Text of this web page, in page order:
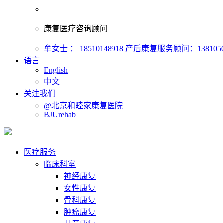
康复医疗咨询顾问
牟女士 ： 18510148918 产后康复服务顾问：
语言
English
中文
关注我们
@北京和睦家康复医院
BJUrehab
医疗服务
临床科室
神经康复
女性康复
骨科康复
肿瘤康复